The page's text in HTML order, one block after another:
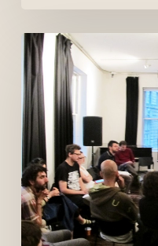
Lecture
at
16beaver,
New
York
07.21.14